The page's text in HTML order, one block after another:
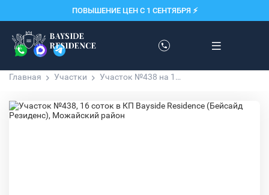
ПОВЫШЕНИЕ ЦЕН С 1 СЕНТЯБРЯ ⚡️
Главная Участки Участок №438 на 16 соток